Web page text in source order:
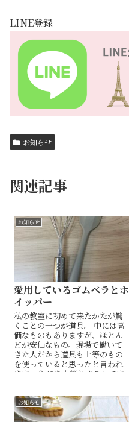
LINE登録
お知らせ
関連記事
お知らせ
愛用しているゴムベラとホ
イッパー
私の教室に初めて来たかたが驚
くことの一つが道具。 中には高
価なものもありますが、ほとん
どが安価なもの。現場で働いて
きた人だから道具も上等のもの
を使っていると思ったと言われ
ます。 なにを上等とするかです
お知らせ